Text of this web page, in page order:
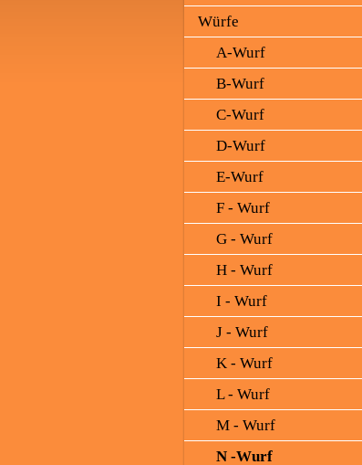
Würfe
A-Wurf
B-Wurf
C-Wurf
D-Wurf
E-Wurf
F - Wurf
G - Wurf
H - Wurf
I - Wurf
J - Wurf
K - Wurf
L - Wurf
M - Wurf
N -Wurf